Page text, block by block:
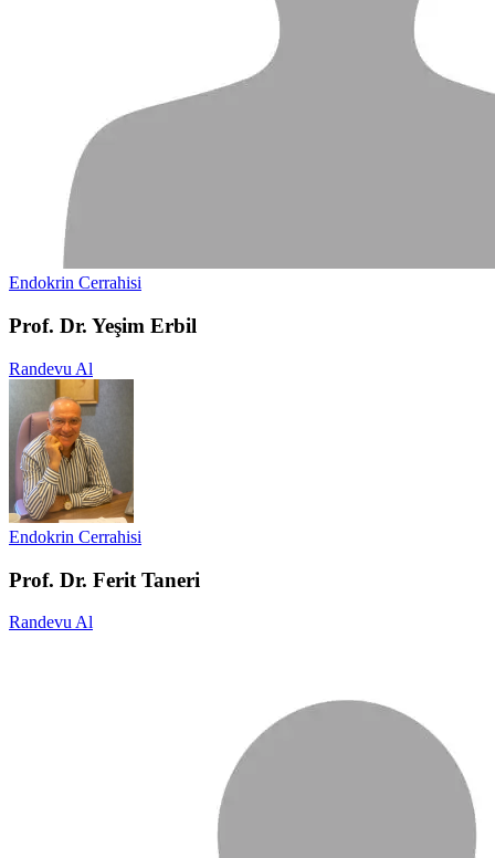
Endokrin Cerrahisi
Prof. Dr. Yeşim Erbil
Randevu Al
Endokrin Cerrahisi
Prof. Dr. Ferit Taneri
Randevu Al